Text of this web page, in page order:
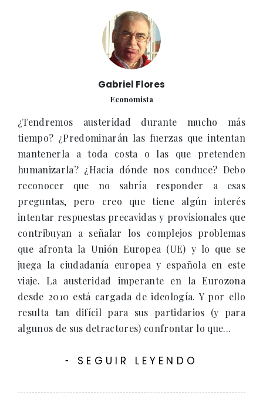
Gabriel Flores
Economista
¿Tendremos austeridad durante mucho más
tiempo? ¿Predominarán las fuerzas que intentan
mantenerla a toda costa o las que pretenden
humanizarla? ¿Hacia dónde nos conduce? Debo
reconocer que no sabría responder a esas
preguntas, pero creo que tiene algún interés
intentar respuestas precavidas y provisionales que
contribuyan a señalar los complejos problemas
que afronta la Unión Europea (UE) y lo que se
juega la ciudadanía europea y española en este
viaje. La austeridad imperante en la Eurozona
desde 2010 está cargada de ideología. Y por ello
resulta tan difícil para sus partidarios (y para
algunos de sus detractores) confrontar lo que...
- SEGUIR LEYENDO